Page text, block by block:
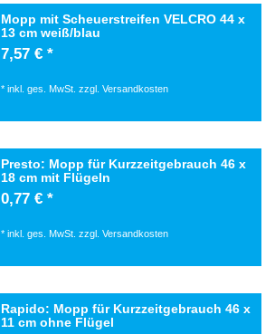
Mopp mit Scheuerstreifen VELCRO 44 x
13 cm weiß/blau
7,57 € *
* inkl. ges. MwSt. zzgl. Versandkosten
Presto: Mopp für Kurzzeitgebrauch 46 x
18 cm mit Flügeln
0,77 € *
* inkl. ges. MwSt. zzgl. Versandkosten
Rapido: Mopp für Kurzzeitgebrauch 46 x
11 cm ohne Flügel